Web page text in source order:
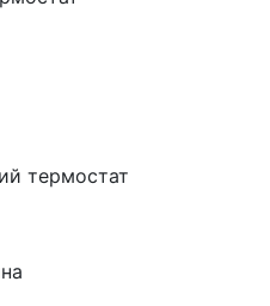
термостат